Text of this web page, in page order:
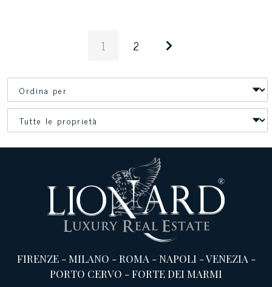
1 2
FIRENZE-MILANO -ROMA -NAPOLI -VENEZIA -
PORTO CERVO -FORTE DEI MARMI